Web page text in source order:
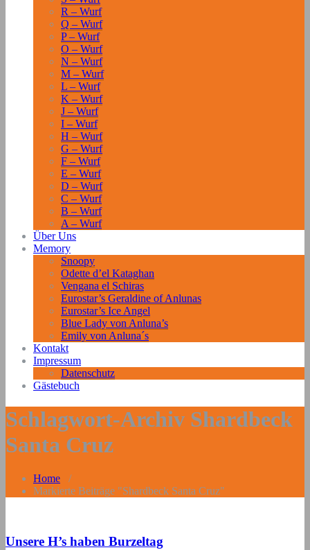
R – Wurf
Q – Wurf
P – Wurf
O – Wurf
N – Wurf
M – Wurf
L – Wurf
K – Wurf
J – Wurf
I – Wurf
H – Wurf
G – Wurf
F – Wurf
E – Wurf
D – Wurf
C – Wurf
B – Wurf
A – Wurf
Über Uns
Memory
Snoopy
Odette d’el Kataghan
Vengana el Schiras
Eurostar’s Geraldine of Anlunas
Eurostar’s Ice Angel
Blue Lady von Anluna’s
Emily von Anluna´s
Kontakt
Impressum
Datenschutz
Gästebuch
Schlagwort-Archiv Shardbeck
Santa Cruz
Home /
Markierte Beiträge "Shardbeck Santa Cruz"
Unsere H’s haben Burzeltag